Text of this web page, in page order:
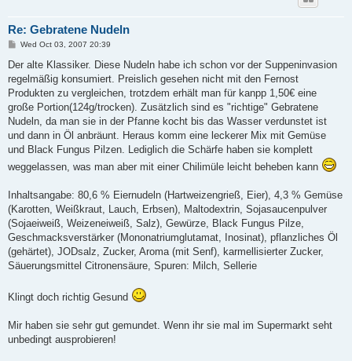
Re: Gebratene Nudeln
P
s
Wed Oct 03, 2007 20:39
Der alte Klassiker. Diese Nudeln habe ich schon vor der Suppeninvasion
regelmäßig konsumiert. Preislich gesehen nicht mit den Fernost
Produkten zu vergleichen, trotzdem erhält man für kanpp 1,50€ eine
große Portion(124g/trocken). Zusätzlich sind es "richtige" Gebratene
Nudeln, da man sie in der Pfanne kocht bis das Wasser verdunstet ist
und dann in Öl anbräunt. Heraus komm eine leckerer Mix mit Gemüse
und Black Fungus Pilzen. Lediglich die Schärfe haben sie komplett
weggelassen, was man aber mit einer Chilimüle leicht beheben kann
Inhaltsangabe: 80,6 % Eiernudeln (Hartweizengrieß, Eier), 4,3 % Gemüse
(Karotten, Weißkraut, Lauch, Erbsen), Maltodextrin, Sojasaucenpulver
(Sojaeiweiß, Weizeneiweiß, Salz), Gewürze, Black Fungus Pilze,
Geschmacksverstärker (Mononatriumglutamat, Inosinat), pflanzliches Öl
(gehärtet), JODsalz, Zucker, Aroma (mit Senf), karmellisierter Zucker,
Säuerungsmittel Citronensäure, Spuren: Milch, Sellerie
Klingt doch richtig Gesund
Mir haben sie sehr gut gemundet. Wenn ihr sie mal im Supermarkt seht
unbedingt ausprobieren!